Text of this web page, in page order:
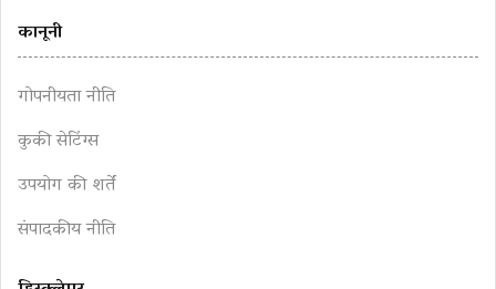
कानूनी
गोपनीयता नीति
कुकी सेटिंग्स
उपयोग की शर्तें
संपादकीय नीति